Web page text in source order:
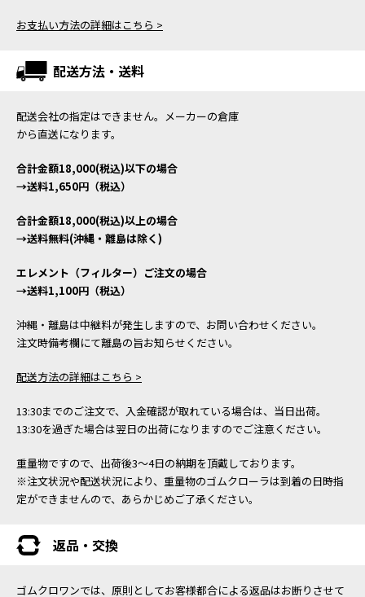
お支払い方法の詳細はこちら >
配送方法・送料
配送会社の指定はできません。メーカーの倉庫
から直送になります。
合計金額18,000(税込)以下の場合
→送料1,650円（税込）
合計金額18,000(税込)以上の場合
→送料無料(沖縄・離島は除く)
エレメント（フィルター）ご注文の場合
→送料1,100円（税込）
沖縄・離島は中継料が発生しますので、お問い合わせください。
注文時備考欄にて離島の旨お知らせください。
配送方法の詳細はこちら >
13:30までのご注文で、入金確認が取れている場合は、当日出荷。
13:30を過ぎた場合は翌日の出荷になりますのでご注意ください。
重量物ですので、出荷後3～4日の納期を頂戴しております。
※注文状況や配送状況により、重量物のゴムクローラは到着の日時指
定ができませんので、あらかじめご了承ください。
返品・交換
ゴムクロワンでは、原則としてお客様都合による返品はお断りさせて